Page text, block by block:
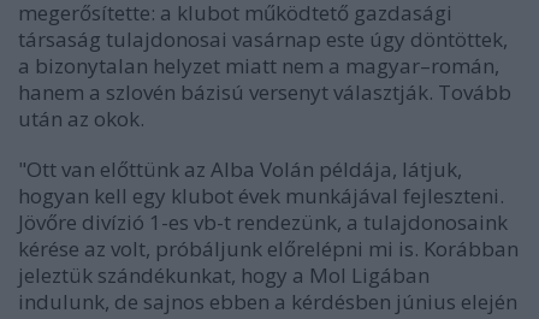
megerősítette: a klubot működtető gazdasági
társaság tulajdonosai vasárnap este úgy döntöttek,
a bizonytalan helyzet miatt nem a magyar–román,
hanem a szlovén bázisú versenyt választják. Tovább
után az okok.
"Ott van előttünk az Alba Volán példája, látjuk,
hogyan kell egy klubot évek munkájával fejleszteni.
Jövőre divízió 1-es vb-t rendezünk, a tulajdonosaink
kérése az volt, próbáljunk előrelépni mi is. Korábban
jeleztük szándékunkat, hogy a Mol Ligában
indulunk, de sajnos ebben a kérdésben június elején